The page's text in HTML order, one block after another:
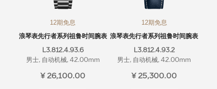
12期免息
浪琴表先行者系列祖鲁时间腕表
L3.812.4.93.6
男士, 自动机械, 42.00mm
¥ 26,100.00
12期免息
浪琴表先行者系列祖鲁时间腕表
L3.812.4.93.2
男士, 自动机械, 42.00mm
¥ 25,300.00